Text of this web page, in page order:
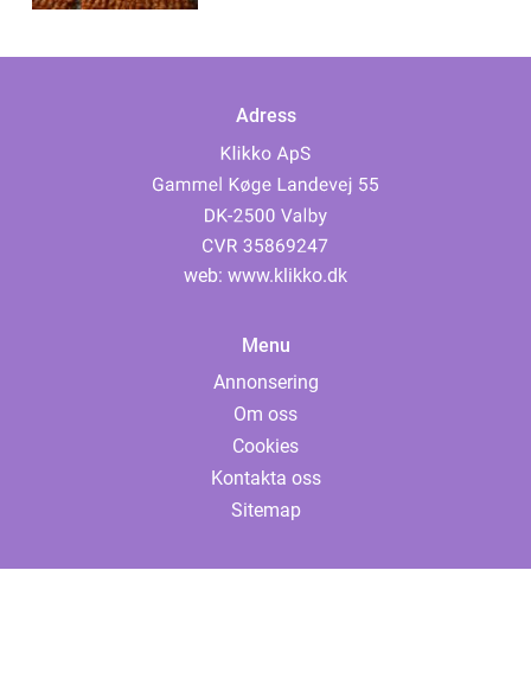
Adress
web: www.klikko.dk
Menu
Annonsering
Om oss
Cookies
Kontakta oss
Sitemap